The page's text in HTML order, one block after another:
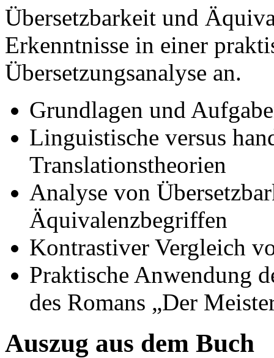
Übersetzbarkeit und
Erkenntnisse in einer
Übersetzungsanalyse an.
Grundlagen und
Linguistische versus
Translationstheorien
Analyse von
Äquivalenzbegriffen
Kontrastiver Vergleich
Praktische Anwendung
des Romans „Der
Auszug aus dem Buch